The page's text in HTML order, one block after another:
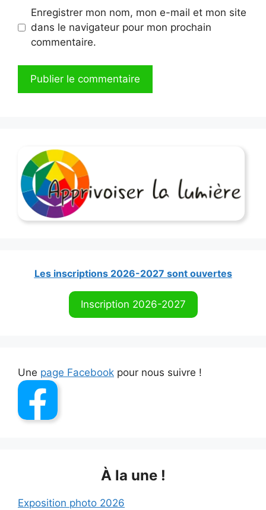
Enregistrer mon nom, mon e-mail et mon site
dans le navigateur pour mon prochain
commentaire.
n
a
Les inscriptions 2026-2027 sont ouvertes
Inscription 2026-2027
Une page Facebook pour nous suivre !
À la une !
Exposition photo 2026